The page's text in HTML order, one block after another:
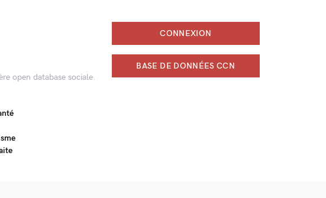
open database sociale.
CONNEXION
BASE DE DONNÉES CCN